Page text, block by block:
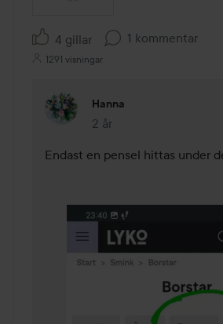
4 gillar 1 kommentar
1291 visningar
Hanna
2 år
Kommentaren lades 2 år
Endast en pensel hittas under